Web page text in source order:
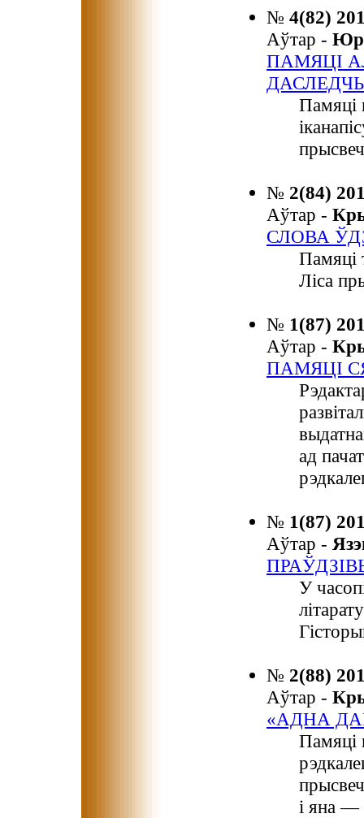
№ 4(82)
Аўтар -
ПАМЯЦІ
Памяці
№ 2(84)
Аўтар -
СЛОВА
Памяці
Ліса
№ 1(87)
Аўтар -
ПАМЯЦІ
ад
№ 1(87)
Аўтар -
У
№ 2(88)
Аўтар -
«АДНА
Памяці
і яна —